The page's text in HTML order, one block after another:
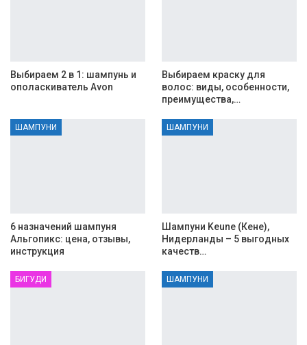
Выбираем 2 в 1: шампунь и
ополаскиватель Avon
Выбираем краску для
волос: виды, особенности,
преимущества,…
ШАМПУНИ
6 назначений шампуня
Альгопикс: цена, отзывы,
инструкция
ШАМПУНИ
Шампуни Keune (Кене),
Нидерланды – 5 выгодных
качеств…
БИГУДИ ШАМПУНИ